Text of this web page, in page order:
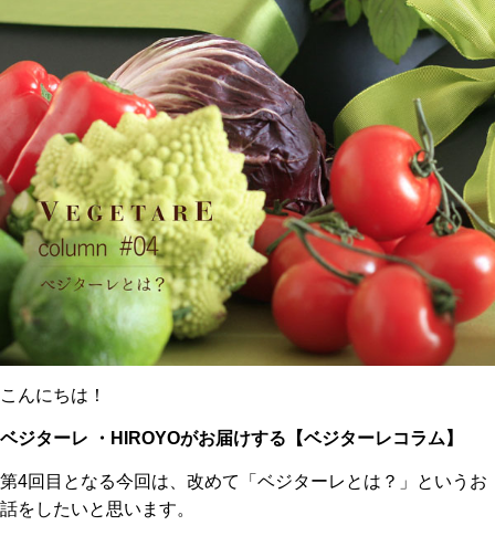
こんにちは！
ベジターレ ・HIROYOがお届けする【ベジターレコラム】
第4回目となる今回は、改めて「ベジターレとは？」というお
話をしたいと思います。